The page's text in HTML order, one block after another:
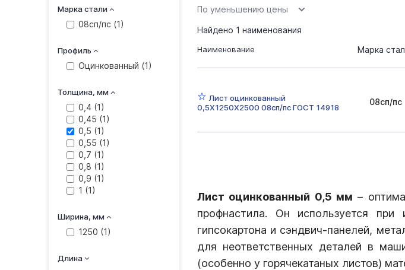
Марка стали
08сп/пс (1)
Профиль
Оцинкованный (1)
Толщина, мм
0,4 (1)
0,45 (1)
0,5 (1)
0,55 (1)
0,7 (1)
0,8 (1)
0,9 (1)
1 (1)
Ширина, мм
1250 (1)
Длина
По уменьшению цены
Найдено 1 наименования
Наименование Марка
Лист оцинкованный
0,5Х1250Х2500 08сп/пс ГОСТ 14918
08сп/пс
Лист оцинкованный 0,5 мм –
профнастила. Он используется при
гипсокартона и сэндвич-панелей,
для неответственных деталей в
(особенно у горячекатаных листов)